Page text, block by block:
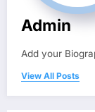
Admin
Add your
View All Posts